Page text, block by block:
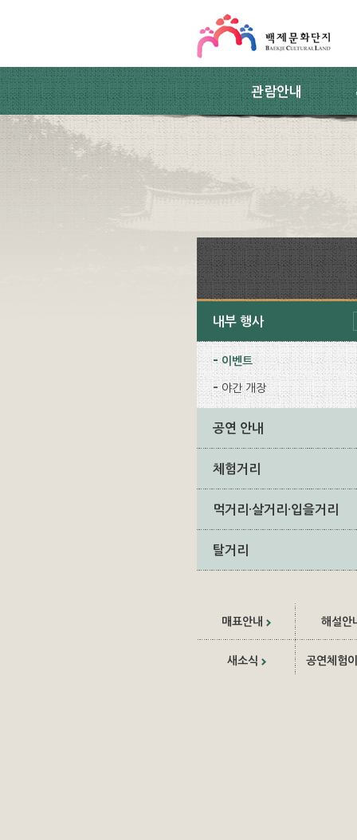
관람안내
내부 행사
이벤트
야간 개장
공연 안내
체험거리
먹거리·살거리·입을거리
탈거리
매표안내 해설안
새소식 공연체험